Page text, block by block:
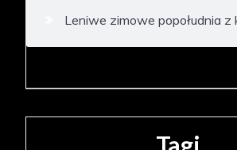
Leniwe zimowe popołudnia z